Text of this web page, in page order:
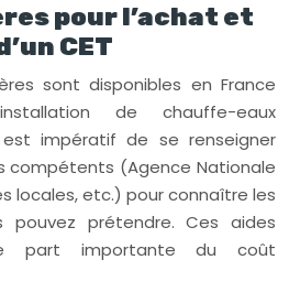
pour l’achat et
CET
sont disponibles en France
de chauffe-eaux
est impératif de se renseigner
compétents (Agence Nationale
locales, etc.) pour connaître les
pouvez prétendre. Ces aides
part importante du coût